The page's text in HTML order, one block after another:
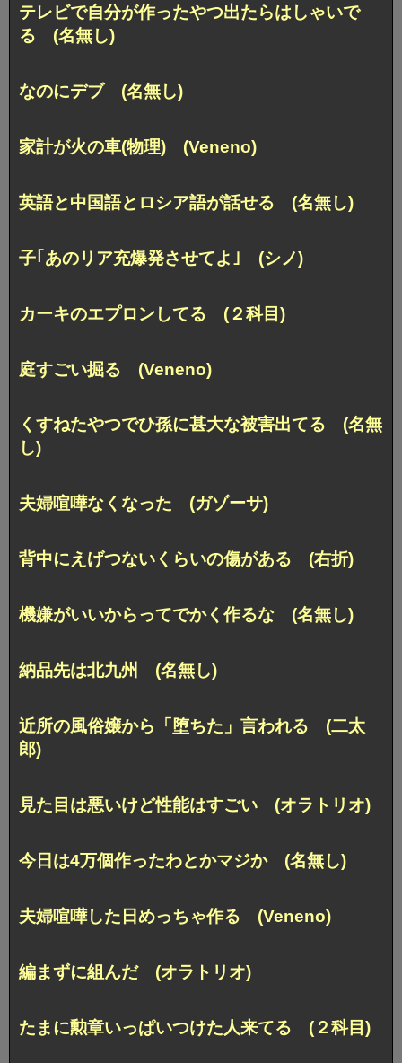
テレビで自分が作ったやつ出たらはしゃいで
る (名無し)
なのにデブ (名無し)
家計が火の車(物理) (Veneno)
英語と中国語とロシア語が話せる (名無し)
子｢あのリア充爆発させてよ｣ (シノ)
カーキのエプロンしてる (２科目)
庭すごい掘る (Veneno)
くすねたやつでひ孫に甚大な被害出てる (名無
し)
夫婦喧嘩なくなった (ガゾーサ)
背中にえげつないくらいの傷がある (右折)
機嫌がいいからってでかく作るな (名無し)
納品先は北九州 (名無し)
近所の風俗嬢から「堕ちた」言われる (二太
郎)
見た目は悪いけど性能はすごい (オラトリオ)
今日は4万個作ったわとかマジか (名無し)
夫婦喧嘩した日めっちゃ作る (Veneno)
編まずに組んだ (オラトリオ)
たまに勲章いっぱいつけた人来てる (２科目)